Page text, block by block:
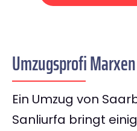
Umzugsprofi
Ein Umzug von
Sanliurfa bringt